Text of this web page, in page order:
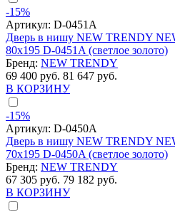
-15%
Артикул: D-0451A
Дверь в нишу NEW TRENDY
80x195 D-0451A (светлое золото)
Бренд: NEW TRENDY
69 400 руб. 81 647 руб.
В КОРЗИНУ
-15%
Артикул: D-0450A
Дверь в нишу NEW TRENDY
70x195 D-0450A (светлое золото)
Бренд: NEW TRENDY
67 305 руб. 79 182 руб.
В КОРЗИНУ